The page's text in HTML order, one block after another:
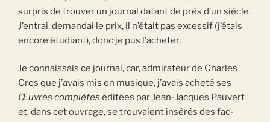
surpris de trouver un journal datant de près d’un siècle.
J’entrai, demandai le prix, il n’était pas excessif (j’étais
encore étudiant), donc je pus l’acheter.
Je connaissais ce journal, car, admirateur de Charles
Cros que j’avais mis en musique, j’avais acheté ses
Œuvres complètes éditées par Jean-Jacques Pauvert
et, dans cet ouvrage, se trouvaient insérés des fac-